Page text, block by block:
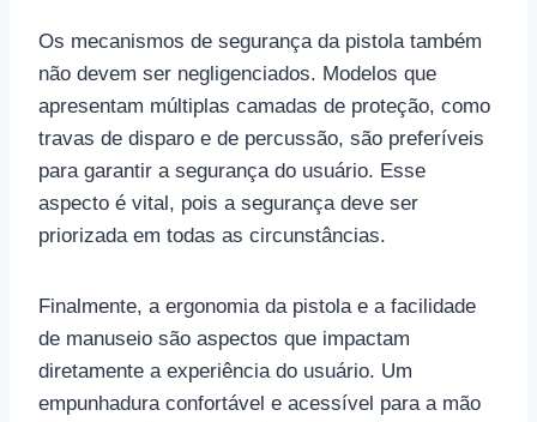
Os mecanismos de segurança da pistola também
não devem ser negligenciados. Modelos que
apresentam múltiplas camadas de proteção, como
travas de disparo e de percussão, são preferíveis
para garantir a segurança do usuário. Esse
aspecto é vital, pois a segurança deve ser
priorizada em todas as circunstâncias.
Finalmente, a ergonomia da pistola e a facilidade
de manuseio são aspectos que impactam
diretamente a experiência do usuário. Um
empunhadura confortável e acessível para a mão